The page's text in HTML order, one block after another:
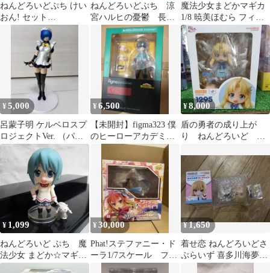
ねんどろいどぷち けい
おん! セット
TBSishop&ローソン限
ねんどろいどぷち 涼
宮ハルヒの憂鬱 長門
有希 (読書中)
魔法少女まどかマギカ
1/8 暁美ほむら フィギ
ュア グッドスマイルカ
ンパニー
¥5,000
呂蒙子明 ケルベロスプ
ロジェクトVer. （パー
ル・ブラックバージョ
ン）
¥6,500
【未開封】figma323 僕
のヒーローアカデミア
緑谷出久 再販分
¥8,000
盾の勇者の成り上が
り ねんどろいど フ
¥ 1,099
ねんどろいど ぷち 魔
法少女 まどか☆マギ
カ 美樹さやか フィ
¥30,000
Phat!ステファニー・ド
ーラ1/7スケール フィ
ギュア
¥1,650
着せ恋 ねんどろいどさ
ぷらいず 喜多川海夢コ
レクション 私服Ver.フ